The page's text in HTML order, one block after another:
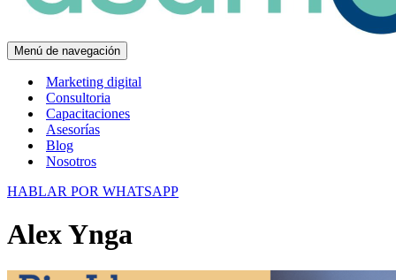
Menú de navegación
Marketing digital
Consultoria
Capacitaciones
Asesorías
Blog
Nosotros
HABLAR POR WHATSAPP
Alex Ynga